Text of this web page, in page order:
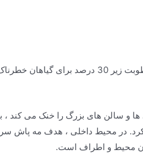
حفظ رطوبت ثابت یکی از مهمترین عوامل در
و سالن های بزرگ را خنک می کند
در محیط داخلی ، هدف مه پاش
محیط و اطراف است.